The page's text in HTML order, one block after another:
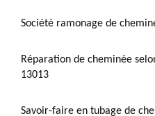
Société ramonage de
Réparation de cheminée
13013
Savoir-faire en tubage de